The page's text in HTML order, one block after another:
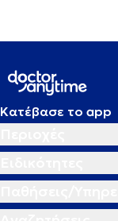
Κατέβασε το app